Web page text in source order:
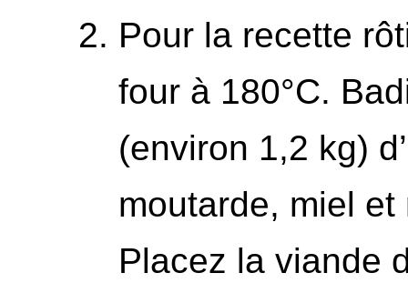
Pour la recette
four à 180°C.
(environ 1,2 kg)
moutarde, miel
Placez la viande